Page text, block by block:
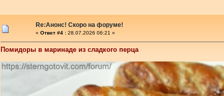
Re:Анонс! Скоро на форуме!
« Ответ #4 : 28.07.2026 06:21 »
Помидоры в маринаде из сладкого перца